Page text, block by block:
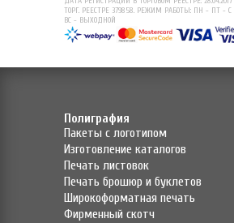
ТОРГ. РЕЕСТРЕ 379858. РЕЖИМ РАБОТЫ: ПН - ПТ - С
ВС - ВЫХОДНОЙ
Полиграфия
Пакеты с логотипом
Изготовление каталогов
Печать листовок
Печать брошюр и буклетов
Широкоформатная печать
Фирменный скотч